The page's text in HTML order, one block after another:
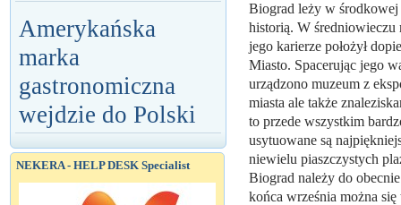
Amerykańska
marka
gastronomiczna
wejdzie do Polski
NEKERA - HELP DESK Specialist
Biograd leży w
historią. W średniowieczu
jego karierze położył
Miasto. Spacerując jego
urządzono muzeum z
miasta ale także
to przede wszystkim
usytuowane są
niewielu piaszczystych
Biograd należy do
końca września można